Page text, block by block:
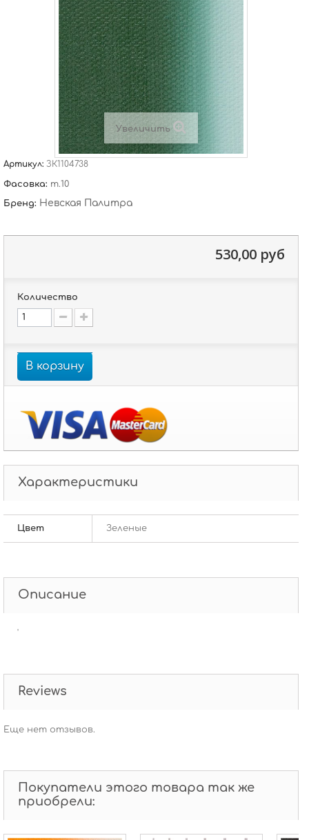
Увеличить
Артикул: ЗК1104738
Фасовка: т.10
Бренд: Невская Палитра
530,00 руб
Количество
В корзину
Характеристики
Цвет Зеленые
Описание
'
Reviews
Еще нет отзывов.
Покупатели этого товара так же
приобрели: